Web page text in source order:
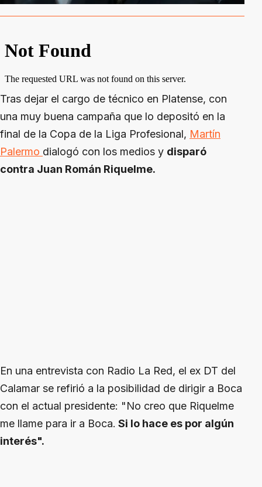
Tras dejar el cargo de técnico en Platense, con
una muy buena campaña que lo depositó en la
final de la Copa de la Liga Profesional, Martín
Palermo dialogó con los medios y disparó
contra Juan Román Riquelme.
En una entrevista con Radio La Red, el ex DT del
Calamar se refirió a la posibilidad de dirigir a Boca
con el actual presidente: "No creo que Riquelme
me llame para ir a Boca. Si lo hace es por algún
interés".